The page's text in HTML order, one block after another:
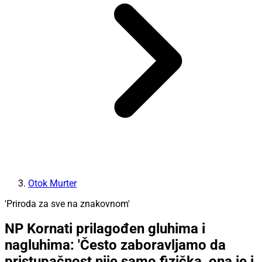
Otok Murter
'Priroda za sve na znakovnom'
NP Kornati prilagođen gluhima i
nagluhima: 'Često zaboravljamo da